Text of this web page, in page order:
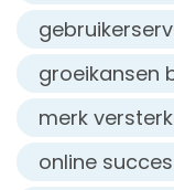
groeikansen
merk
online succes